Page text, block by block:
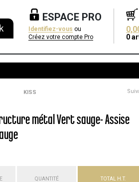
ESPACE PRO
Identifiez-vous ou
Créez votre compte Pro
0
KISS
métal Vert sauge- Assise
QUANTITÉ TOTAL H.T.